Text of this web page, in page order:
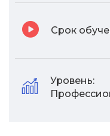
Срок
Уровень: